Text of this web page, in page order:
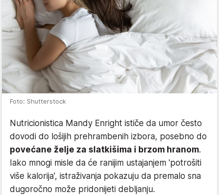
Foto: Shutterstock
Nutricionistica Mandy Enright ističe da umor često
dovodi do lošijih prehrambenih izbora, posebno do
povećane želje za slatkišima i brzom hranom.
Iako mnogi misle da će ranijim ustajanjem 'potrošiti
više kalorija', istraživanja pokazuju da premalo sna
dugoročno može pridonijeti debljanju.